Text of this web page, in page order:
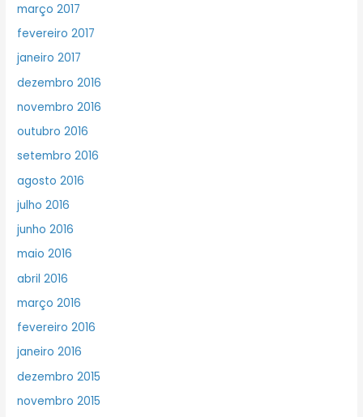
março 2017
fevereiro 2017
janeiro 2017
dezembro 2016
novembro 2016
outubro 2016
setembro 2016
agosto 2016
julho 2016
junho 2016
maio 2016
abril 2016
março 2016
fevereiro 2016
janeiro 2016
dezembro 2015
novembro 2015